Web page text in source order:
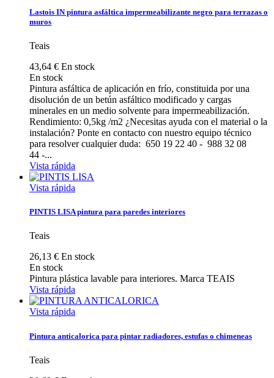
Lastois IN pintura asfáltica impermeabilizante negro para terrazas o
muros
Teais
43,64 € En stock
En stock
Pintura asfáltica de aplicación en frío, constituida por una
disolución de un betún asfáltico modificado y cargas
minerales en un medio solvente para impermeabilización.
Rendimiento: 0,5kg /m2 ¿Necesitas ayuda con el material o la
instalación? Ponte en contacto con nuestro equipo técnico
para resolver cualquier duda: 650 19 22 40 - 988 32 08
44 -...
Vista rápida
Vista rápida
PINTIS LISA pintura para paredes interiores
Teais
26,13 € En stock
En stock
Pintura plástica lavable para interiores. Marca TEAIS
Vista rápida
Vista rápida
Pintura anticalorica para pintar radiadores, estufas o chimeneas
Teais